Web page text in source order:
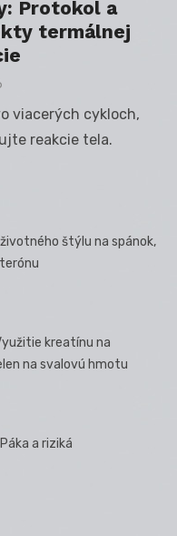
Protokol a
termálnej
viacerých cykloch,
reakcie tela.
štýlu na spánok,
kreatínu na
na svalovú hmotu
a riziká